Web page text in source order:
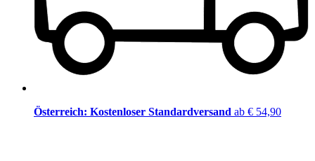
Österreich: Kostenloser Standardversand ab € 54,90